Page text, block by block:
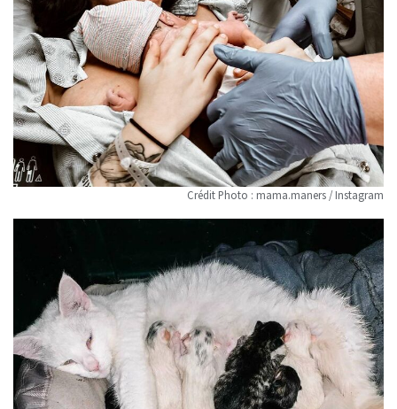
Crédit Photo : mama.maners / Instagram